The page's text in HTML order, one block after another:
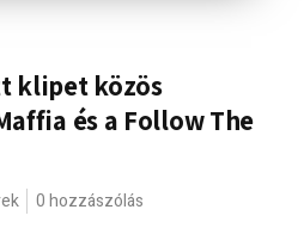
klipet közös
és a Follow The
0 hozzászólás